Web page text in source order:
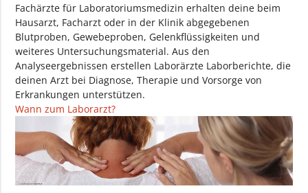
Fachärzte für Laboratoriumsmedizin erhalten deine beim
Hausarzt, Facharzt oder in der Klinik abgegebenen
Blutproben, Gewebeproben, Gelenkflüssigkeiten und
weiteres Untersuchungsmaterial. Aus den
Analyseergebnissen erstellen Laborärzte Laborberichte, die
deinen Arzt bei Diagnose, Therapie und Vorsorge von
Erkrankungen unterstützen.
Wann zum Laborarzt?